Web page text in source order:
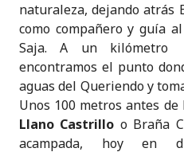
naturaleza, dejando atrás
como compañero y guía al
Saja. A un kilómetro
encontramos el punto
aguas del Queriendo y
Unos 100 metros antes
Llano Castrillo o Braña
acampada, hoy en